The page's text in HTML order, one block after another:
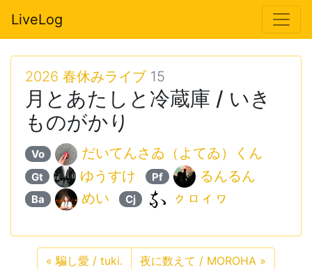
LiveLog
2026 春休みライブ15
月とあたしと冷蔵庫 / いき
ものがかり
Vo だいてんさゐ（よてゐ）くん
Gt ゆうすけ Pf るんるん
Ba めい Cj ㇰㇿィヮ
« 騙し愛 / tuki. 夜に数えて / MOROHA »